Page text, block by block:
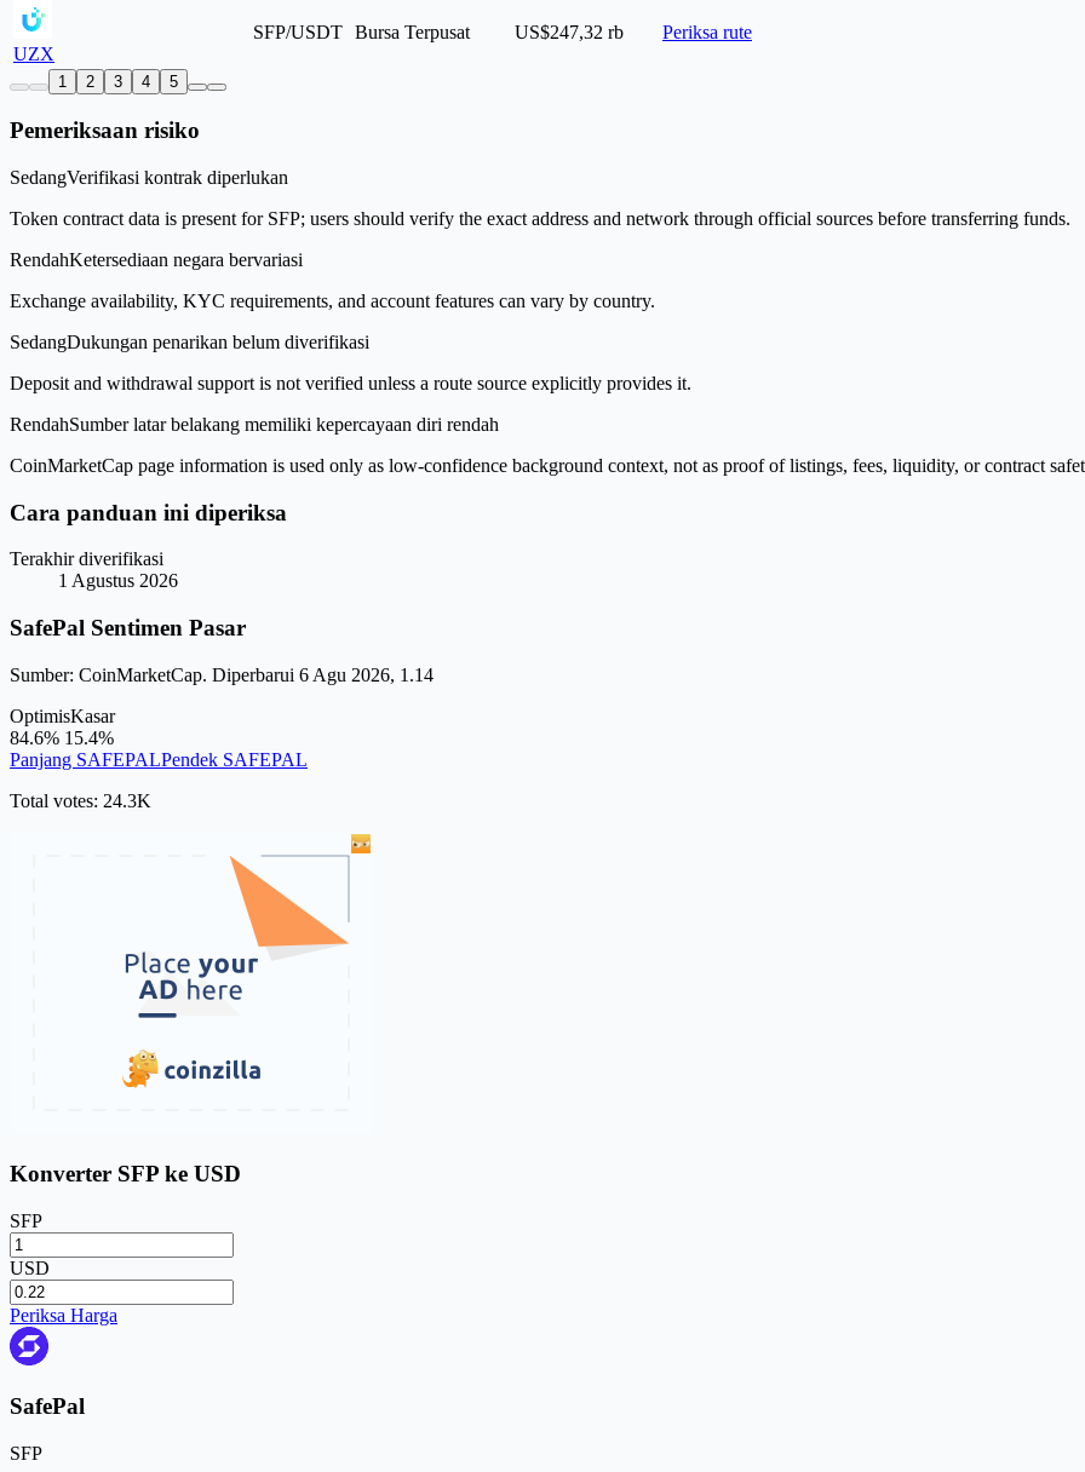
UZX
SFP/USDT Bursa Terpusat US$247,32 rb Periksa rute
1 2 3 4 5
Pemeriksaan risiko
SedangVerifikasi kontrak diperlukan
Token contract data is present for SFP; users should verify the exact address and network through official sources before transferring funds.
RendahKetersediaan negara bervariasi
Exchange availability, KYC requirements, and account features can vary by country.
SedangDukungan penarikan belum diverifikasi
Deposit and withdrawal support is not verified unless a route source explicitly provides it.
RendahSumber latar belakang memiliki kepercayaan diri rendah
CoinMarketCap page information is used only as low-confidence background context, not as proof of listings, fees, liquidity, or contract
Cara panduan ini diperiksa
Terakhir diverifikasi
1 Agustus 2026
SafePal Sentimen Pasar
Sumber: CoinMarketCap. Diperbarui 6 Agu 2026, 1.14
OptimisKasar
84.6% 15.4%
Panjang SAFEPALPendek SAFEPAL
Total votes: 24.3K
Konverter SFP ke USD
SFP
USD
Periksa Harga
SafePal
SFP